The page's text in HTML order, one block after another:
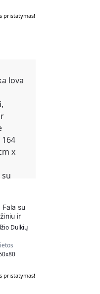
pristatymas!
Fala su
ir
164
63 cm,
Dulkių
pristatymas!